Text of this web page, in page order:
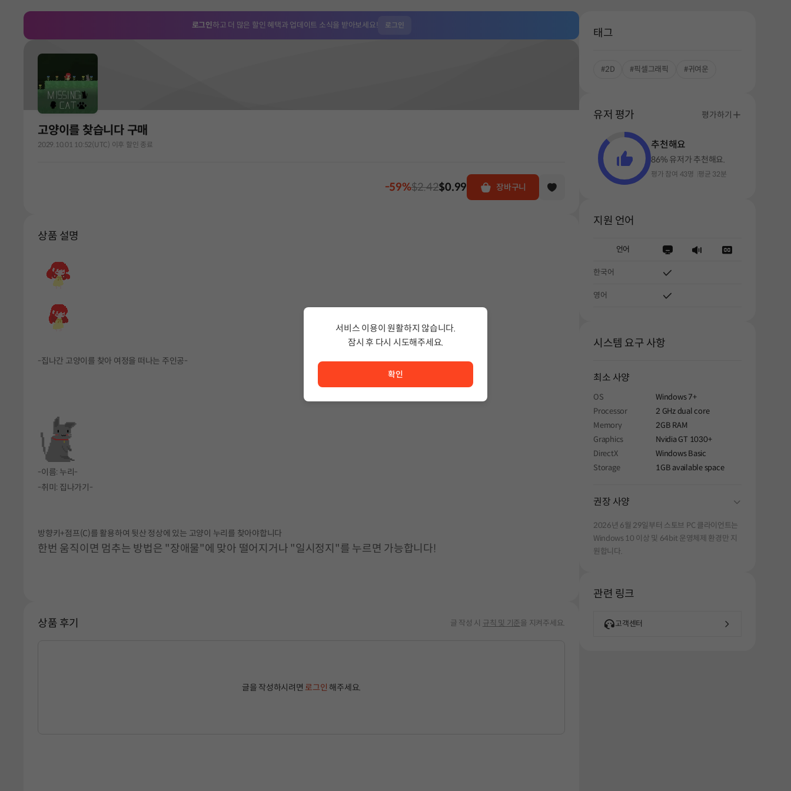
로그인하고 더 많은 할인 혜택과 업데이트 소식을 받아보세요! 로그인
고양이를 찾습니다 구매
2029.10.01 10:52(UTC) 이후 할인 종료
-59%$2.42$0.99 장바구니
상품 설명
-집나간 고양이를 찾아 여정을 떠나는 주인공-
-이름: 누리-
-취미: 집나가기-
방향키+점프(C)를 활용하여 뒷산 정상에 있는 고양이 누리를 찾아야합니다
한번 움직이면 멈추는 방법은 "장애물"에 맞아 떨어지거나 "일시정지"를 누르면 가능합니다!
상품 후기 글 작성 시 규칙 및 기준을 지켜주세요.
글을 작성하시려면 로그인 해주세요.
태그
#2D #픽셀그래픽 #귀여운
유저 평가 평가하기
추천해요
86% 유저가 추천해요.
평가 참여 43명 평균 32분
지원 언어
언어
한국어
영어
시스템 요구 사항
최소 사양
OS
Windows 7+
Processor
2 GHz dual core
Memory
2GB RAM
Graphics
Nvidia GT 1030+
DirectX
Windows Basic
Storage
1GB available space
권장 사양 folding
2026년 6월 29일부터 스토브 PC 클라이언트는
Windows 10 이상 및 64bit 운영체제 환경만 지
원합니다.
관련 링크
고객센터
서비스 이용이 원활하지 않습니다.
잠시 후 다시 시도해주세요.
확인